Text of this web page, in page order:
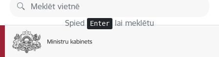
Pāriet uz lapas saturu
Spied Enter lai meklētu